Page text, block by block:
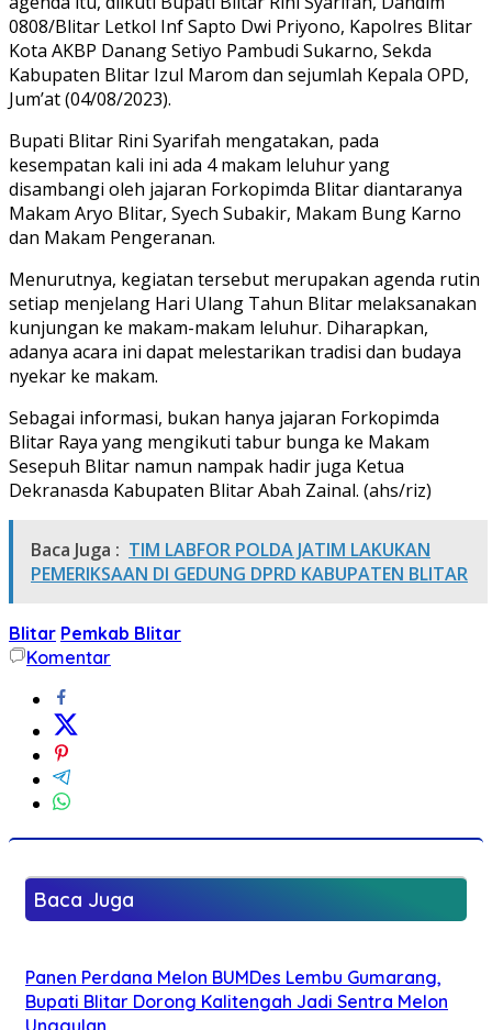
0808/Blitar Letkol Inf Sapto Dwi Priyono, Kapolres Blitar
Kota AKBP Danang Setiyo Pambudi Sukarno, Sekda
Kabupaten Blitar Izul Marom dan sejumlah Kepala OPD,
Jum’at (04/08/2023).
Bupati Blitar Rini Syarifah mengatakan, pada
kesempatan kali ini ada 4 makam leluhur yang
disambangi oleh jajaran Forkopimda Blitar diantaranya
Makam Aryo Blitar, Syech Subakir, Makam Bung Karno
dan Makam Pengeranan.
Menurutnya, kegiatan tersebut merupakan agenda rutin
setiap menjelang Hari Ulang Tahun Blitar melaksanakan
kunjungan ke makam-makam leluhur. Diharapkan,
adanya acara ini dapat melestarikan tradisi dan budaya
nyekar ke makam.
Sebagai informasi, bukan hanya jajaran Forkopimda
Blitar Raya yang mengikuti tabur bunga ke Makam
Sesepuh Blitar namun nampak hadir juga Ketua
Dekranasda Kabupaten Blitar Abah Zainal. (ahs/riz)
Baca Juga : TIM LABFOR POLDA JATIM LAKUKAN
PEMERIKSAAN DI GEDUNG DPRD KABUPATEN BLITAR
Blitar Pemkab Blitar
Komentar
Baca Juga
Panen Perdana Melon BUMDes Lembu Gumarang,
Bupati Blitar Dorong Kalitengah Jadi Sentra Melon
Unggulan